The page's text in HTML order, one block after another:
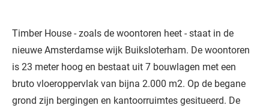
Timber House - zoals de woontoren heet - staat in de
nieuwe Amsterdamse wijk Buiksloterham. De woontoren
is 23 meter hoog en bestaat uit 7 bouwlagen met een
bruto vloeroppervlak van bijna 2.000 m2. Op de begane
grond zijn bergingen en kantoorruimtes gesitueerd. De